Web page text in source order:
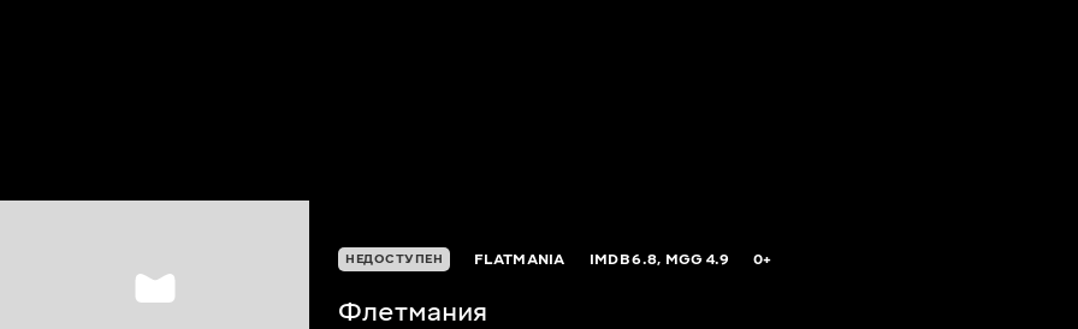
НЕДОСТУПЕН FLATMANIA IMDB6.8, MGG4.9 0+
Флетмания